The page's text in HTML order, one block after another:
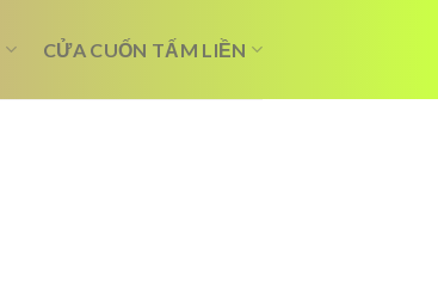
CỬA CUỐN TẤM LIỀN